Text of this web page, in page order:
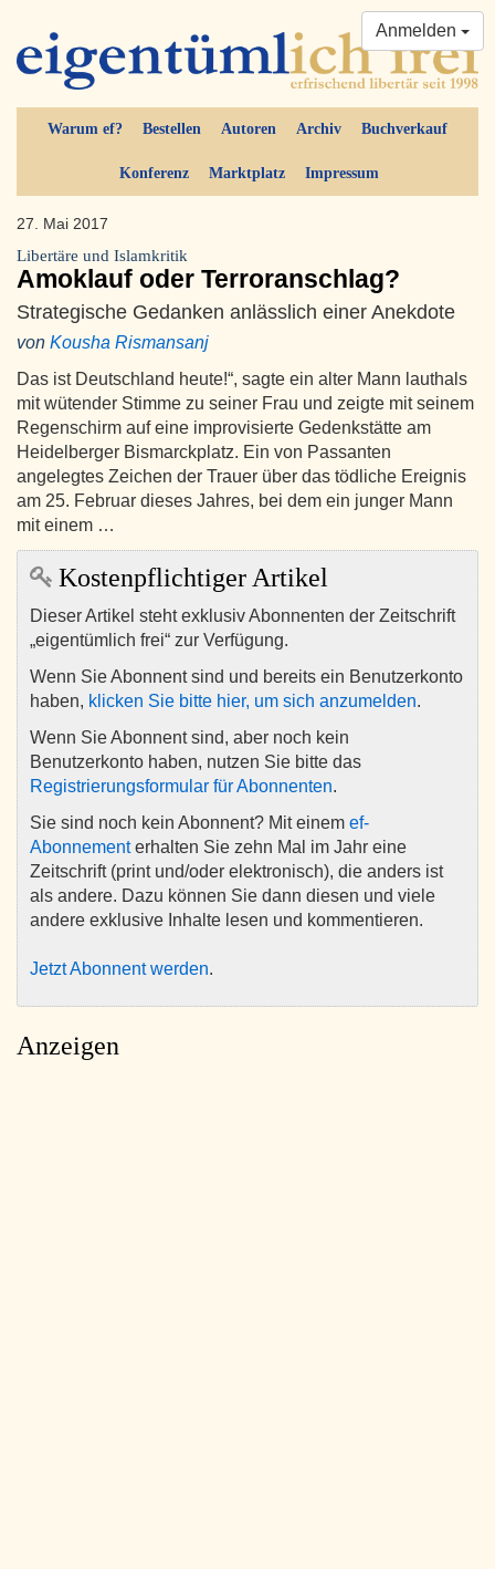
Warum ef? Bestellen Autoren Archiv Buchverkauf
Konferenz Marktplatz Impressum
Anmelden
27. Mai 2017
Libertäre und Islamkritik
Amoklauf oder Terroranschlag?
Strategische Gedanken anlässlich einer Anekdote
von Kousha Rismansanj
Das ist Deutschland heute!“, sagte ein alter Mann lauthals
mit wütender Stimme zu seiner Frau und zeigte mit seinem
Regenschirm auf eine improvisierte Gedenkstätte am
Heidelberger Bismarckplatz. Ein von Passanten
angelegtes Zeichen der Trauer über das tödliche Ereignis
am 25. Februar dieses Jahres, bei dem ein junger Mann
mit einem …
Kostenpflichtiger Artikel
Dieser Artikel steht exklusiv Abonnenten der Zeitschrift
„eigentümlich frei“ zur Verfügung.
Wenn Sie Abonnent sind und bereits ein Benutzerkonto
haben, klicken Sie bitte hier, um sich anzumelden.
Wenn Sie Abonnent sind, aber noch kein
Benutzerkonto haben, nutzen Sie bitte das
Registrierungsformular für Abonnenten.
Sie sind noch kein Abonnent? Mit einem ef-
Abonnementerhalten Sie zehn Mal im Jahr eine
Zeitschrift (print und/oder elektronisch), die anders ist
als andere. Dazu können Sie dann diesen und viele
andere exklusive Inhalte lesen und kommentieren.
Jetzt Abonnent werden.
Anzeigen